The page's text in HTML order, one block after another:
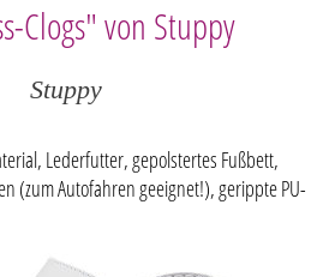
Clogs" von Stuppy
Stuppy
Lederfutter, gepolstertes Fußbett,
(zum Autofahren geeignet!), gerippte PU-